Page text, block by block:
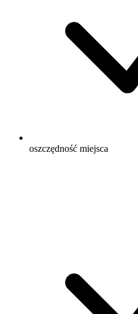
oszczędność miejsca